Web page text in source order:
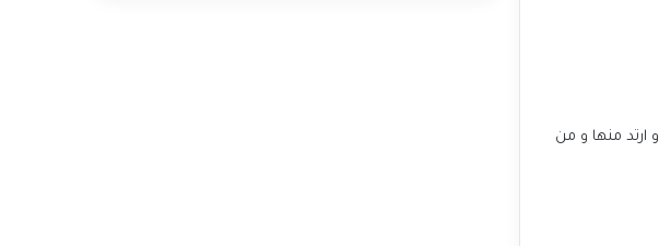
تشير التحركات في زوج GBP/USD في الاسبوع الماضي الى الهبوط حتى مستويات الدعم Bullish order block و ارتد منها و من